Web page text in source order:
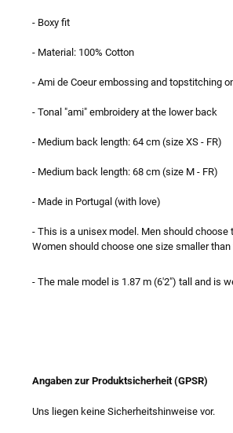
- Boxy fit
- Material: 100% Cotton
- Ami de Coeur embossing and topstitching
- Tonal "ami" embroidery at the lower back
- Medium back length: 64 cm (size XS - FR)
- Medium back length: 68 cm (size M - FR)
- Made in Portugal (with love)
- This is a unisex model. Men should choose
Women should choose one size smaller
- The male model is 1.87 m (6'2") tall and is
Angaben zur Produktsicherheit (GPSR)
Uns liegen keine Sicherheitshinweise vor.